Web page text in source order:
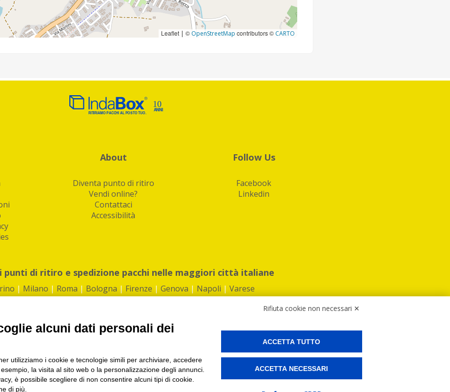
Leaflet | © OpenStreetMap contributors © CARTO
About
Diventa punto di ritiro
Vendi online?
Contattaci
Accessibilità
Follow Us
Facebook
Linkedin
punti di ritiro e spedizione pacchi nelle maggiori città italiane
| Milano | Roma | Bologna | Firenze | Genova | Napoli | Varese
| REA: RM 1494760 | Cap.Soc.: 50.000€ |Whistleblowing|Privacy|Preferenze Cookies
punti di ritiro tra Bar, Tabaccai, Edicole e Kipoint per ritirare i tuoi acquisti online e spedire i tuoi pacchi.
Rifiuta cookie non necessari ✕
alcuni dati personali dei
utilizziamo i cookie e tecnologie simili per archiviare, accedere
la visita al sito web o la personalizzazione degli annunci.
è possibile scegliere di non consentire alcuni tipi di cookie.
di più.
ACCETTA TUTTO
ACCETTA NECESSARI